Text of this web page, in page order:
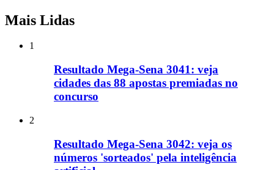
Mais Lidas
1
Resultado Mega-Sena 3041: veja
cidades das 88 apostas premiadas no
concurso
2
Resultado Mega-Sena 3042: veja os
números 'sorteados' pela inteligência